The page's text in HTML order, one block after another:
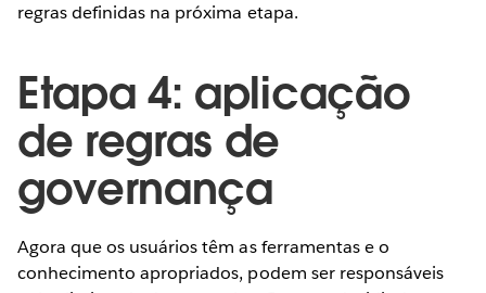
regras definidas na próxima etapa.
Etapa 4: aplicação
de regras de
governança
Agora que os usuários têm as ferramentas e o
conhecimento apropriados, podem ser responsáveis